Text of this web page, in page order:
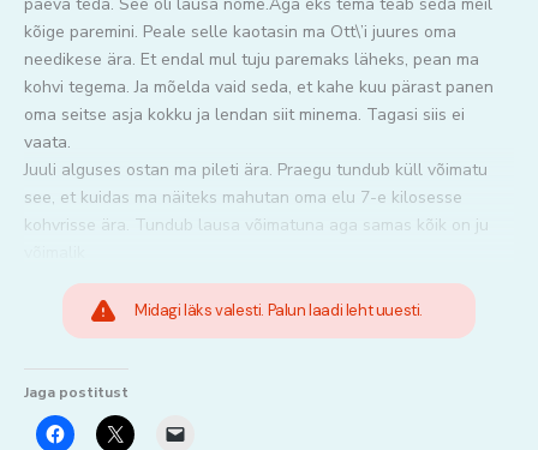
päeva teda. See oli lausa nõme.Aga eks tema teab seda meil
kõige paremini. Peale selle kaotasin ma Ott\’i juures oma
needikese ära. Et endal mul tuju paremaks läheks, pean ma
kohvi tegema. Ja mõelda vaid seda, et kahe kuu pärast panen
oma seitse asja kokku ja lendan siit minema. Tagasi siis ei
vaata.
Juuli alguses ostan ma pileti ära. Praegu tundub küll võimatu
see, et kuidas ma näiteks mahutan oma elu 7-e kilosesse
kohvrisse ära. Tundub lausa võimatuna aga samas kõik on ju
Midagi läks valesti. Palun laadi leht uuesti.
Jaga postitust